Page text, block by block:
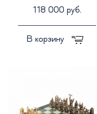
118 000 руб.
В корзину